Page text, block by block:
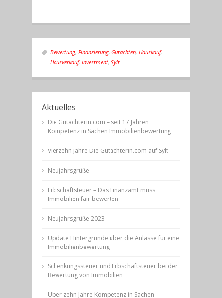
Bewertung, Finanzierung, Gutachten, Hauskauf,
Hausverkauf, Investment, Sylt
Aktuelles
Die Gutachterin.com – seit 17 Jahren
Kompetenz in Sachen Immobilienbewertung
Vierzehn Jahre Die Gutachterin.com auf Sylt
Neujahrsgrüße
Erbschaftsteuer – Das Finanzamt muss
Immobilien fair bewerten
Neujahrsgrüße 2023
Update Hintergründe über die Anlässe für eine
Immobilienbewertung
Schenkungssteuer und Erbschaftsteuer bei der
Bewertung von Immobilien
Über zehn Jahre Kompetenz in Sachen